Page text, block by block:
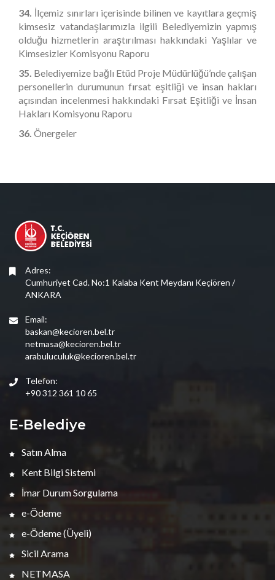
34. İlçemiz sınırları içerisinde bilinen ve kayıtlara geçmiş
kimsesiz vatandaşlarımızla ilgili Belediyemizin yapmış
olduğu hizmetlerin araştırılması hakkındaki Yaşlılar ve
Kimsesizler Komisyonu Raporu
35. Belediyemize bağlı Etüd Proje Müdürlüğü’nde çalışan
personellerin durumunun fırsat eşitliği ve insan hakları
açısından incelenmesi hakkındaki Fırsat Eşitliği ve İnsan
Hakları Komisyonu Raporu
36. Önergeler
Adres:
Cumhuriyet Cad. No:1 Kalaba Kent Meydanı Keçiören /
ANKARA
Email:
baskan@kecioren.bel.tr
netmasa@kecioren.bel.tr
arabuluculuk@kecioren.bel.tr
Telefon:
+90 312 361 10 65
E-Belediye
Satın Alma
Kent Bilgi Sistemi
İmar Durum Sorgulama
e-Ödeme
e-Ödeme (Üyeli)
Sicil Arama
NETMASA